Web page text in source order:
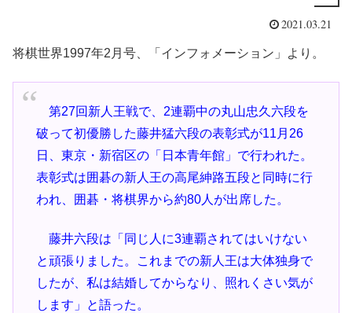
2021.03.21
将棋世界1997年2月号、「インフォメーション」より。
第27回新人王戦で、2連覇中の丸山忠久六段を
破って初優勝した藤井猛六段の表彰式が11月26
日、東京・新宿区の「日本青年館」で行われた。
表彰式は囲碁の新人王の高尾紳路五段と同時に行
われ、囲碁・将棋界から約80人が出席した。
藤井六段は「同じ人に3連覇されてはいけない
と頑張りました。これまでの新人王は大体独身で
したが、私は結婚してからなり、照れくさい気が
します」と語った。